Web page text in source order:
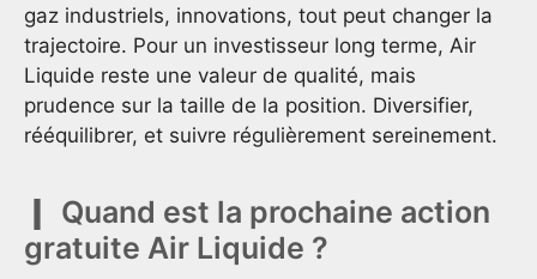
gaz industriels, innovations, tout peut changer la
trajectoire. Pour un investisseur long terme, Air
Liquide reste une valeur de qualité, mais
prudence sur la taille de la position. Diversifier,
rééquilibrer, et suivre régulièrement sereinement.
Quand est la prochaine action
gratuite Air Liquide ?